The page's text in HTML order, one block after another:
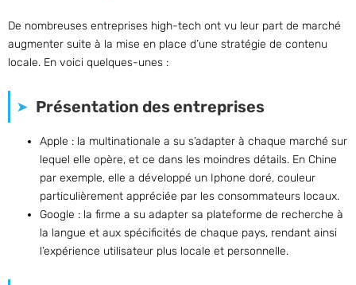
De nombreuses entreprises high-tech ont vu leur part de marché
augmenter suite à la mise en place d’une stratégie de contenu
locale. En voici quelques-unes :
Présentation des entreprises
Apple : la multinationale a su s’adapter à chaque marché sur
lequel elle opère, et ce dans les moindres détails. En Chine
par exemple, elle a développé un Iphone doré, couleur
particulièrement appréciée par les consommateurs locaux.
Google : la firme a su adapter sa plateforme de recherche à
la langue et aux spécificités de chaque pays, rendant ainsi
l’expérience utilisateur plus locale et personnelle.